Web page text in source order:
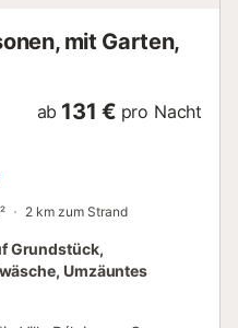
mit Garten,
ab 131 € pro Nacht
2 km zum Strand
Grundstück,
Umzäuntes